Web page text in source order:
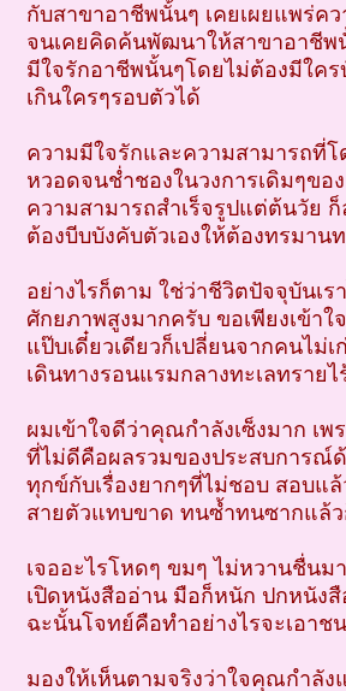
กับสาขาอาชีพนั้นๆ เคยเผยแพร่ค
จนเคยคิดค้นพัฒนาให้สาขาอาชีพ
มีใจรักอาชีพนั้นๆโดยไม่ต้องมีใค
เกินใครๆรอบตัวได้
ความมีใจรักและความสามารถที่
หวอดจนช่ำชองในวงการเดิมๆขอ
ความสามารถสำเร็จรูปแต่ต้นวัย
ต้องบีบบังคับตัวเองให้ต้องทรมาน
อย่างไรก็ตาม ใช่ว่าชีวิตปัจจุบันเ
ศักยภาพสูงมากครับ ขอเพียงเข้าใ
แป๊บเดี๋ยวเดียวก็เปลี่ยนจากคนไม่
เดินทางรอนแรมกลางทะเลทรา
ผมเข้าใจดีว่าคุณกำลังเซ็งมาก เ
ที่ไม่ดีคือผลรวมของประสบการณ์
ทุกข์กับเรื่องยากๆที่ไม่ชอบ สอบแ
สายตัวแทบขาด ทนซ้ำทนซากแล้ว
เจออะไรโหดๆ ขมๆ ไม่หวานชื่นม
เปิดหนังสืออ่าน มือก็หนัก ปกหนัง
ฉะนั้นโจทย์คือทำอย่างไรจะเอา
มองให้เห็นตามจริงว่าใจคุณกำลั